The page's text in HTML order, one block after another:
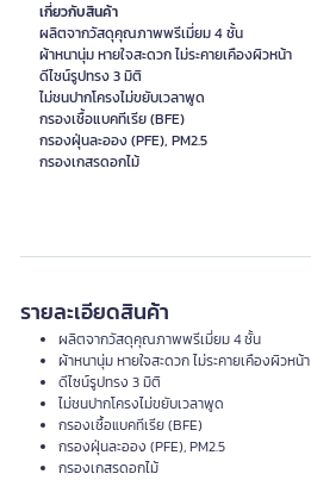
เกี่ยวกับสินค้า
ผลิตจากวัสดุคุณภาพพรีเมี่ยม 4 ชั้น
ผ้าหนานุ่ม หายใจสะดวก ไม่ระคายเคืองผิวหน้า
ดีไซน์รูปทรง 3 มิติ
ไม่ชนปากโครงไม่ขยับเวลาพูด
กรองเชื้อแบคทีเรีย (BFE)
กรองฝุ่นละออง (PFE), PM2.5
กรองเกสรดอกไม้
รายละเอียดสินค้า
ผลิตจากวัสดุคุณภาพพรีเมี่ยม 4 ชั้น
ผ้าหนานุ่ม หายใจสะดวก ไม่ระคายเคืองผิวหน้า
ดีไซน์รูปทรง 3 มิติ
ไม่ชนปากโครงไม่ขยับเวลาพูด
กรองเชื้อแบคทีเรีย (BFE)
กรองฝุ่นละออง (PFE), PM2.5
กรองเกสรดอกไม้